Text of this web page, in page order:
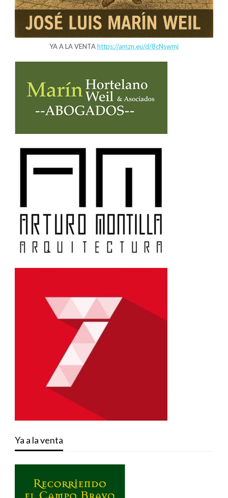
YA A LA VENTAhttps://amzn.eu/d/8cNswmj
Ya a la venta